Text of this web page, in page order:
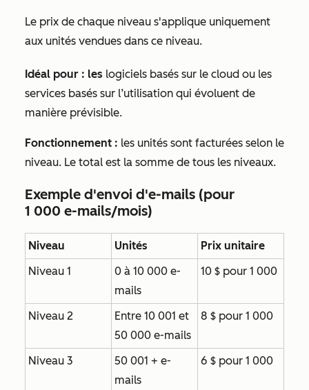
Le prix de chaque niveau s'applique uniquement
aux unités vendues dans ce niveau.
Idéal pour : les logiciels basés sur le cloud ou les
services basés sur l’utilisation qui évoluent de
manière prévisible.
Fonctionnement : les unités sont facturées selon le
niveau. Le total est la somme de tous les niveaux.
Exemple d'envoi d'e-mails (pour
1 000 e-mails/mois)
Niveau Unités
Prix unitaire
Niveau 1
0 à 10 000 e-
mails
10 $ pour 1 000
Niveau 2
Entre 10 001 et
50 000 e-mails
8 $ pour 1 000
Niveau 3
50 001 + e-
mails
6 $ pour 1 000